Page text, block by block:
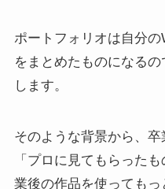
ポートフォリオは自分
をまとめたものになる
します。
そのような背景から、卒
「プロに見てもらった
業後の作品を使ってもっ